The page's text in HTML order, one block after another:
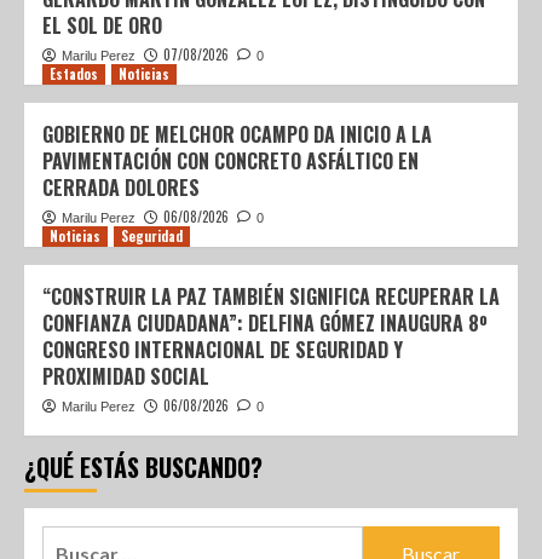
EL SOL DE ORO
Marilu Perez 07/08/2026 0
Estados Noticias
GOBIERNO DE MELCHOR OCAMPO DA INICIO A LA
PAVIMENTACIÓN CON CONCRETO ASFÁLTICO EN
CERRADA DOLORES
Marilu Perez 06/08/2026 0
Noticias Seguridad
“CONSTRUIR LA PAZ TAMBIÉN SIGNIFICA RECUPERAR LA
CONFIANZA CIUDADANA”: DELFINA GÓMEZ INAUGURA 8º
CONGRESO INTERNACIONAL DE SEGURIDAD Y
PROXIMIDAD SOCIAL
Marilu Perez 06/08/2026 0
¿QUÉ ESTÁS BUSCANDO?